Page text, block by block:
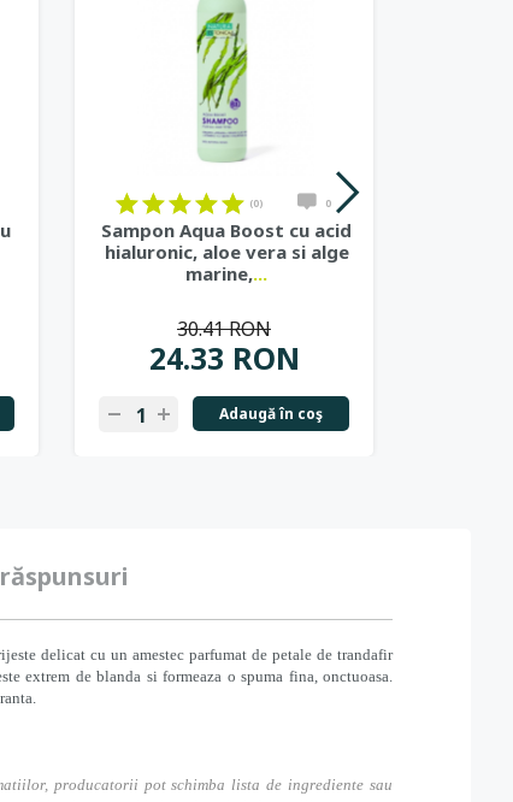
(0) 0
Sampon Aqua Boost cu acid
hialuronic, aloe vera si alge
marine,...
24.33 RON
30.41 RON
Adaugă în coş
delicat cu un amestec parfumat de petale de trandafir
extrem de blanda si formeaza o spuma fina, onctuoasa.
producatorii pot schimba lista de ingrediente sau